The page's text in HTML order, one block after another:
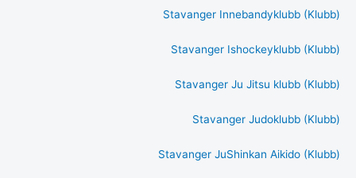
Stavanger Innebandyklubb (Klubb)
Stavanger Ishockeyklubb (Klubb)
Stavanger Ju Jitsu klubb (Klubb)
Stavanger Judoklubb (Klubb)
Stavanger JuShinkan Aikido (Klubb)